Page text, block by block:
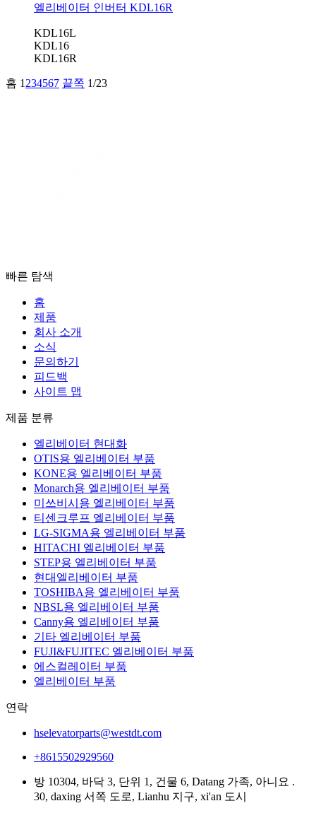
엘리베이터 인버터 KDL16R
KDL16L
KDL16
KDL16R
홈 1 234567 끝쪽 1/23
빠른 탐색
홈
제품
회사 소개
소식
문의하기
피드백
사이트 맵
제품 분류
엘리베이터 현대화
OTIS용 엘리베이터 부품
KONE용 엘리베이터 부품
Monarch용 엘리베이터 부품
미쓰비시용 엘리베이터 부품
티센크루프 엘리베이터 부품
LG-SIGMA용 엘리베이터 부품
HITACHI 엘리베이터 부품
STEP용 엘리베이터 부품
현대엘리베이터 부품
TOSHIBA용 엘리베이터 부품
NBSL용 엘리베이터 부품
Canny용 엘리베이터 부품
기타 엘리베이터 부품
FUJI&FUJITEC 엘리베이터 부품
에스컬레이터 부품
엘리베이터 부품
연락
hselevatorparts@westdt.com
+8615502929560
방 10304, 바닥 3, 단위 1, 건물 6, Datang 가족, 아니요 .
30, daxing 서쪽 도로, Lianhu 지구, xi'an 도시